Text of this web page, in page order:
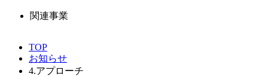
関連事業
TOP
お知らせ
4.アプローチ